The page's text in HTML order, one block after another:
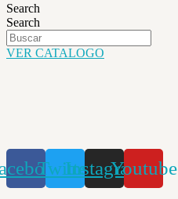
Search
Search
VER CATALOGO
TwitterInstagramYoutube